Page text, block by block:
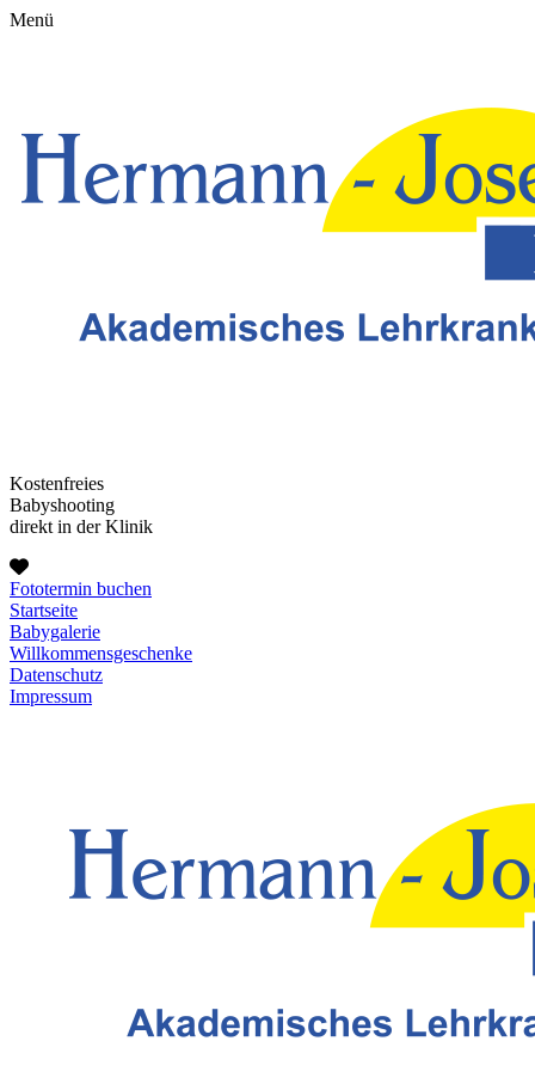
Menü
Kostenfreies
Babyshooting
direkt in der Klinik
Fototermin buchen
Startseite
Babygalerie
Willkommensgeschenke
Datenschutz
Impressum